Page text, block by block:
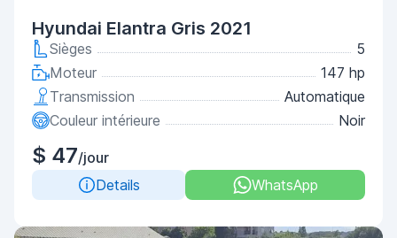
Hyundai Elantra Gris 2021
Sièges
5
Moteur
147 hp
Transmission
Automatique
Couleur intérieure
Noir
$ 47/jour
Details
WhatsApp